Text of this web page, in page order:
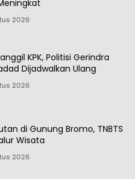
2026
KPK, Politisi Gerindra
Dijadwalkan Ulang
2026
di Gunung Bromo, TNBTS
Wisata
2026